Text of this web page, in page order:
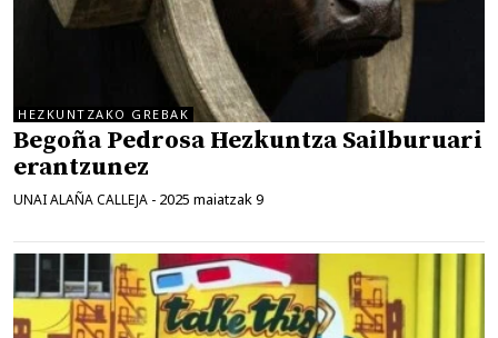
HEZKUNTZAKO GREBAK
Begoña Pedrosa Hezkuntza Sailburuari
erantzunez
UNAI ALAÑA CALLEJA - 2025 maiatzak 9